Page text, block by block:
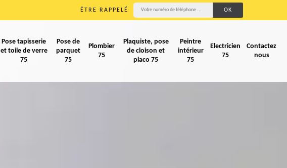
ÊTRE RAPPELÉ
Pose tapisserie
et toile de verre
75
Pose de
parquet
75
Plombier
75
Plaquiste, pose
de cloison et
placo 75
Peintre
intérieur
75
Electricien
75
Contactez
nous